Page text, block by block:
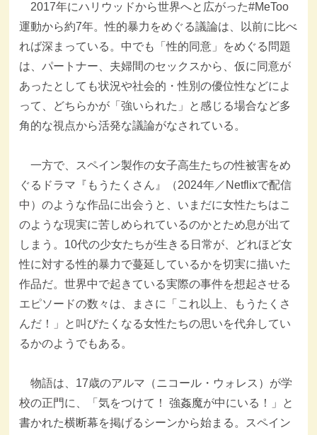
2017年にハリウッドから世界へと広がった#MeToo
運動から約7年。性的暴力をめぐる議論は、以前に比べ
れば深まっている。中でも「性的同意」をめぐる問題
は、パートナー、夫婦間のセックスから、仮に同意が
あったとしても状況や社会的・性別の優位性などによ
って、どちらかが「強いられた」と感じる場合など多
角的な視点から活発な議論がなされている。
一方で、スペイン製作の女子高生たちの性被害をめ
ぐるドラマ『もうたくさん』（2024年／Netflixで配信
中）のような作品に出会うと、いまだに女性たちはこ
のような現実に苦しめられているのかとため息が出て
しまう。10代の少女たちが生きる日常が、どれほど女
性に対する性的暴力で蔓延しているかを切実に描いた
作品だ。世界中で起きている実際の事件を想起させる
エピソードの数々は、まさに「これ以上、もうたくさ
んだ！」と叫びたくなる女性たちの思いを代弁してい
るかのようでもある。
物語は、17歳のアルマ（ニコール・ウォレス）が学
校の正門に、「気をつけて！ 強姦魔が中にいる！」と
書かれた横断幕を掲げるシーンから始まる。スペイン